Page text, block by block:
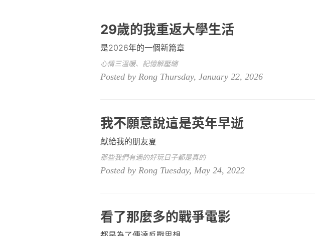
29歲的我重返大學生活
是2026年的一個新篇章
心情三溫暖、記憶解壓縮
Posted by Rong Thursday, January 22, 2026
我不願意說這是英年早逝
獻給我的朋友夏
那些我們有過的好玩日子都是真的
Posted by Rong Tuesday, May 24, 2022
看了那麼多的戰爭電影